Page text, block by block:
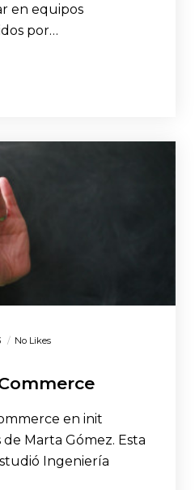
en equipos
por…
No Likes
en init
Marta Gómez. Esta
Ingeniería